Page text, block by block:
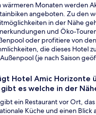
wärmeren Monaten werden
angeboten. Zu den
in der Nähe
und Öko-
oder profitiere von
die dieses Hotel
(je nach Saison
Hotel Amic Horizonte
es welche in der
ein Restaurant vor Ort,
Küche und einen Blick